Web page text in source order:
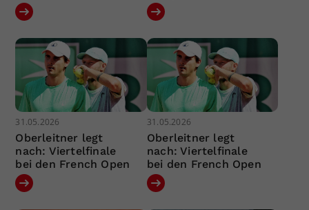
31.05.2026
Oberleitner legt
nach: Viertelfinale
bei den French Open
31.05.2026
Oberleitner legt
nach: Viertelfinale
bei den French Open